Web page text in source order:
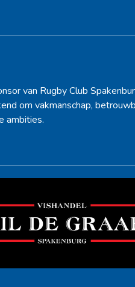
van Rugby Club
om vakmanschap,
ambities.